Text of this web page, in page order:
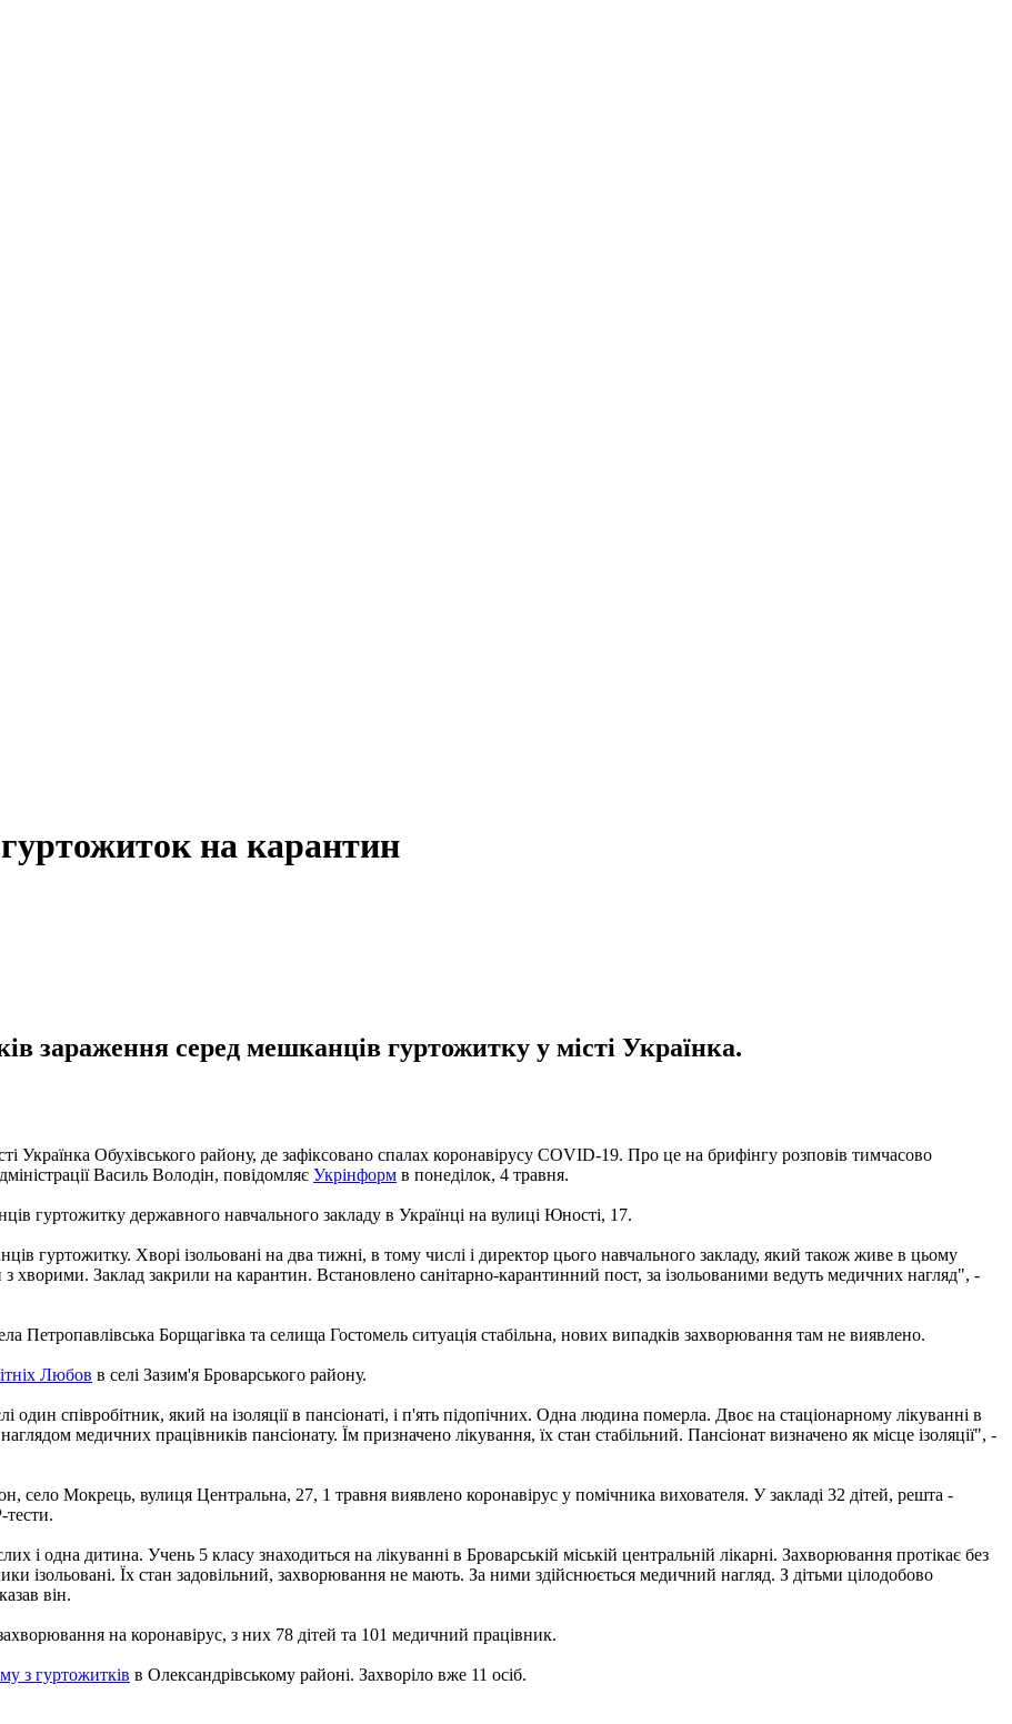
на карантин
зараження серед мешканців гуртожитку у місті Українка.
Українка Обухівського району, де зафіксовано спалах коронавірусу COVID-19. Про це на брифінгу розповів тимчасово
Василь Володін, повідомляє Укрінформ в понеділок, 4 травня.
гуртожитку державного навчального закладу в Українці на вулиці Юності, 17.
гуртожитку. Хворі ізольовані на два тижні, в тому числі і директор цього навчального закладу, який також живе в цьому
з хворими. Заклад закрили на карантин. Встановлено санітарно-карантинний пост, за ізольованими ведуть медичних нагляд", -
Петропавлівська Борщагівка та селища Гостомель ситуація стабільна, нових випадків захворювання там не виявлено.
Любов в селі Зазим'я Броварського району.
співробітник, який на ізоляції в пансіонаті, і п'ять підопічних. Одна людина померла. Двоє на стаціонарному лікуванні в
медичних працівників пансіонату. Їм призначено лікування, їх стан стабільний. Пансіонат визначено як місце ізоляції", -
село Мокрець, вулиця Центральна, 27, 1 травня виявлено коронавірус у помічника вихователя. У закладі 32 дітей, решта -
тести.
і одна дитина. Учень 5 класу знаходиться на лікуванні в Броварській міській центральній лікарні. Захворювання протікає без
ізольовані. Їх стан задовільний, захворювання не мають. За ними здійснюється медичний нагляд. З дітьми цілодобово
він.
на коронавірус, з них 78 дітей та 101 медичний працівник.
з гуртожитків в Олександрівському районі. Захворіло вже 11 осіб.